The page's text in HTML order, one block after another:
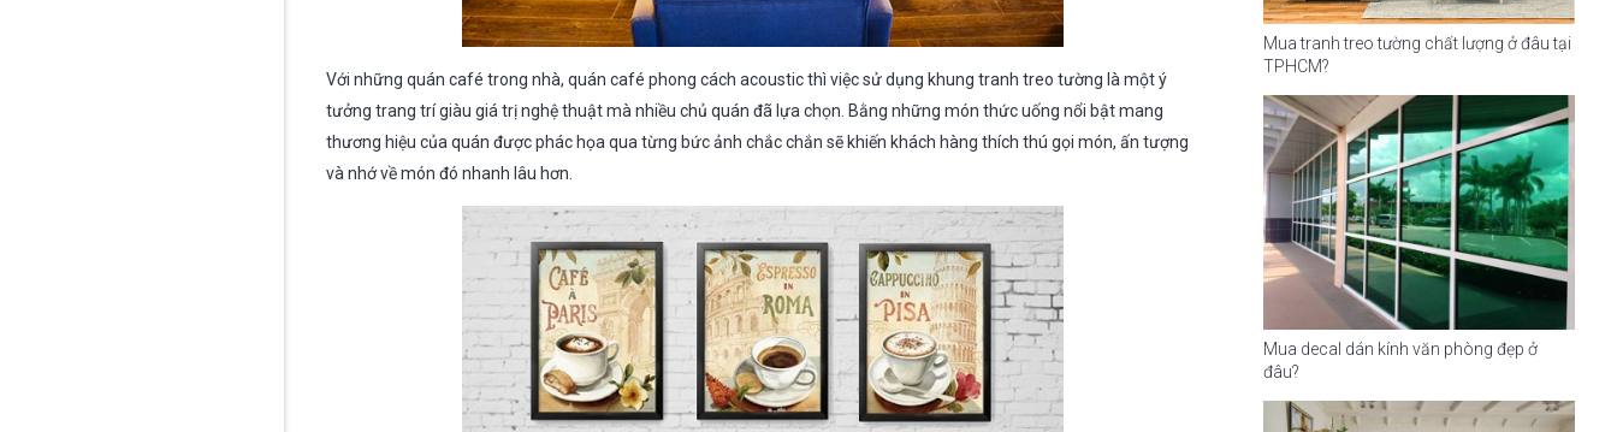
Với những quán café trong nhà, quán café phong cách acoustic thì việc sử dụng khung tranh treo tường là một ý
tưởng trang trí giàu giá trị nghệ thuật mà nhiều chủ quán đã lựa chọn. Bằng những món thức uống nổi bật mang
thương hiệu của quán được phác họa qua từng bức ảnh chắc chắn sẽ khiến khách hàng thích thú gọi món, ấn tượng
và nhớ về món đó nhanh lâu hơn.
Mua tranh treo tường chất lượng ở đâu tại
TPHCM?
Mua decal dán kính văn phòng đẹp ở
đâu?